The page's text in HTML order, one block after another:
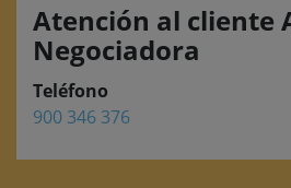
Atención al cliente
Negociadora
Teléfono
900 346 376